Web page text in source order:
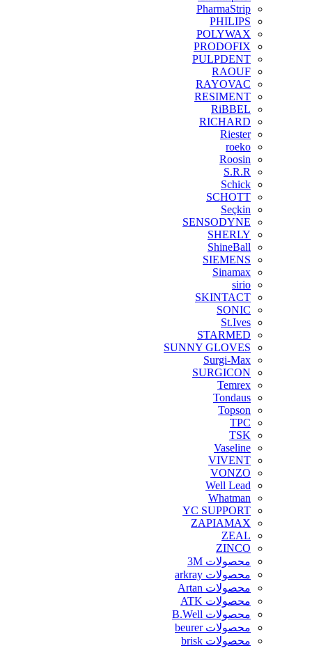
PharmaStrip
PHILIPS
POLYWAX
PRODOFIX
PULPDENT
RAOUF
RAYOVAC
RESIMENT
RiBBEL
RICHARD
Riester
roeko
Roosin
S.R.R
Schick
SCHOTT
Seçkin
SENSODYNE
SHERLY
ShineBall
SIEMENS
Sinamax
sirio
SKINTACT
SONIC
St.Ives
STARMED
SUNNY GLOVES
Surgi-Max
SURGICON
Temrex
Tondaus
Topson
TPC
TSK
Vaseline
VIVENT
VONZO
Well Lead
Whatman
YC SUPPORT
ZAPIAMAX
ZEAL
ZINCO
محصولات 3M
محصولات arkray
محصولات Artan
محصولات ATK
محصولات B.Well
محصولات beurer
محصولات brisk